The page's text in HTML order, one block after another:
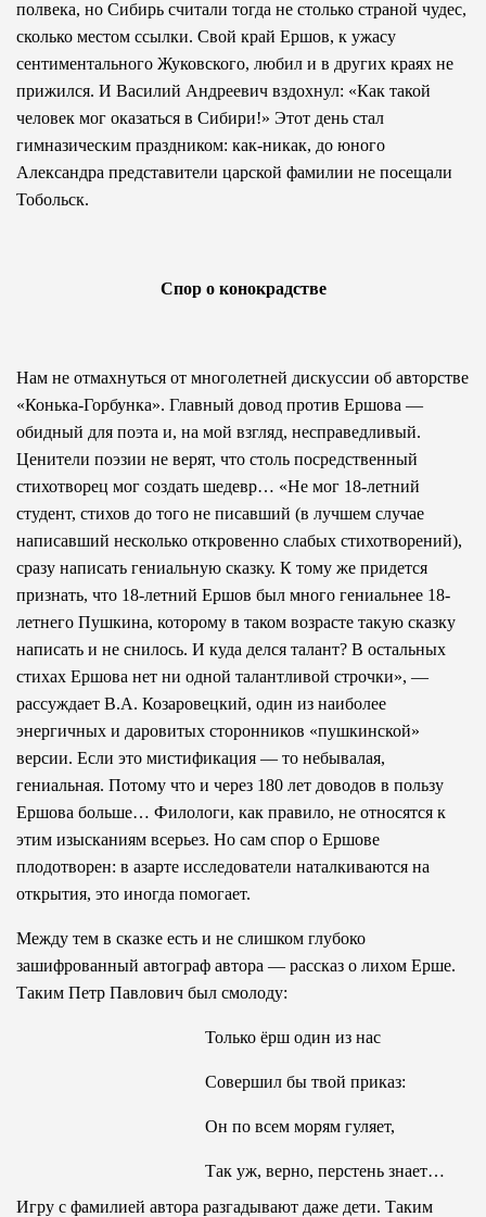
полвека, но Сибирь считали тогда не столько страной чудес,
сколько местом ссылки. Свой край Ершов, к ужасу
сентиментального Жуковского, любил и в других краях не
прижился. И Василий Андреевич вздохнул: «Как такой
человек мог оказаться в Сибири!» Этот день стал
гимназическим праздником: как-никак, до юного
Александра представители царской фамилии не посещали
Тобольск.
Спор о конокрадстве
Нам не отмахнуться от многолетней дискуссии об авторстве
«Конька-Горбунка». Главный довод против Ершова —
обидный для поэта и, на мой взгляд, несправедливый.
Ценители поэзии не верят, что столь посредственный
стихотворец мог создать шедевр… «Не мог 18-летний
студент, стихов до того не писавший (в лучшем случае
написавший несколько откровенно слабых стихотворений),
сразу написать гениальную сказку. К тому же придется
признать, что 18-летний Ершов был много гениальнее 18-
летнего Пушкина, которому в таком возрасте такую сказку
написать и не снилось. И куда делся талант? В остальных
стихах Ершова нет ни одной талантливой строчки», —
рассуждает В.А. Козаровецкий, один из наиболее
энергичных и даровитых сторонников «пушкинской»
версии. Если это мистификация — то небывалая,
гениальная. Потому что и через 180 лет доводов в пользу
Ершова больше… Филологи, как правило, не относятся к
этим изысканиям всерьез. Но сам спор о Ершове
плодотворен: в азарте исследователи наталкиваются на
открытия, это иногда помогает.
Между тем в сказке есть и не слишком глубоко
зашифрованный автограф автора — рассказ о лихом Ерше.
Таким Петр Павлович был смолоду:
Только ёрш один из нас
Совершил бы твой приказ:
Он по всем морям гуляет,
Так уж, верно, перстень знает…
Игру с фамилией автора разгадывают даже дети. Таким